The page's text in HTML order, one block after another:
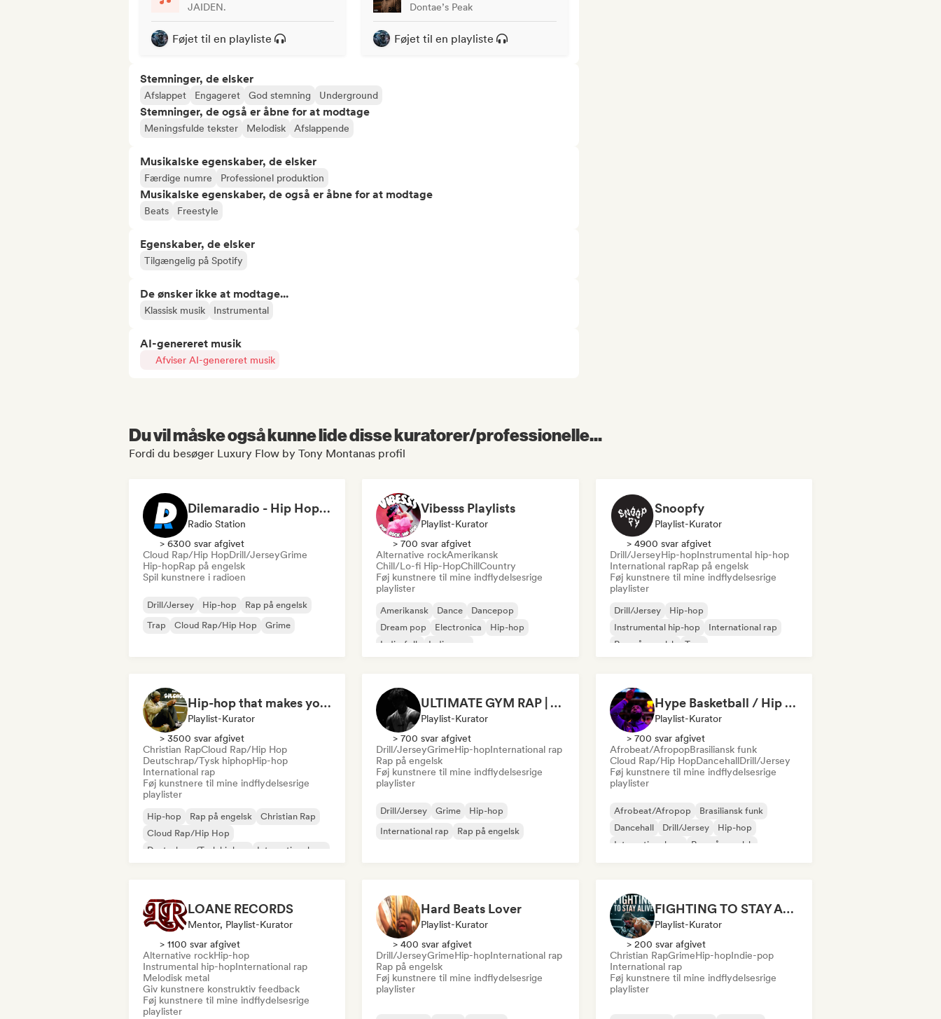
JAIDEN.
Føjet til en playliste
Dontae’s Peak
Føjet til en playliste
Stemninger, de elsker
Afslappet Engageret God stemning Underground
Stemninger, de også er åbne for at modtage
Meningsfulde tekster Melodisk Afslappende
Musikalske egenskaber, de elsker
Færdige numre Professionel produktion
Musikalske egenskaber, de også er åbne for at modtage
Beats Freestyle
Egenskaber, de elsker
Tilgængelig på Spotify
De ønsker ikke at modtage...
Klassisk musik Instrumental
AI-genereret musik
Afviser AI-genereret musik
Du vil måske også kunne lide disse kuratorer/professionelle...
Fordi du besøger Luxury Flow by Tony Montanas profil
Dilemaradio - Hip Hop Music
Radio Station
> 6300 svar afgivet
Cloud Rap/Hip HopDrill/JerseyGrime
Hip-hopRap på engelsk
Spil kunstnere i radioen
Drill/Jersey Hip-hop
Rap på engelsk
Trap
Cloud Rap/Hip Hop Grime
Vibesss Playlists
Playlist-Kurator
> 700 svar afgivet
Alternative rockAmerikansk
Chill/Lo-fi Hip-HopChillCountry
Føj kunstnere til mine indflydelsesrige
playlister
Amerikansk Dance
Dancepop
Dream pop
Electronica
Hip-hop
Indie-folk
Indie-pop
Snoopfy
Playlist-Kurator
> 4900 svar afgivet
Drill/JerseyHip-hopInstrumental hip-hop
International rapRap på engelsk
Føj kunstnere til mine indflydelsesrige
playlister
Drill/Jersey
Hip-hop
Instrumental hip-hop
International rap
Rap på engelsk
Trap
Hip-hop that makes you nod in silence
Playlist-Kurator
> 3500 svar afgivet
Christian RapCloud Rap/Hip Hop
Deutschrap/Tysk hiphopHip-hop
International rap
Føj kunstnere til mine indflydelsesrige
playlister
Hip-hop Rap på engelsk
Christian Rap
Cloud Rap/Hip Hop
Deutschrap/Tysk hiphop
International rap
ULTIMATE GYM RAP | WORKOUT PLAYLIST 2026 🔥
Playlist-Kurator
> 700 svar afgivet
Drill/JerseyGrimeHip-hopInternational rap
Rap på engelsk
Føj kunstnere til mine indflydelsesrige
playlister
Drill/Jersey Grime
Hip-hop
International rap
Rap på engelsk
Hype Basketball / Hip Hop, R&B, Afro
Playlist-Kurator
> 700 svar afgivet
Afrobeat/AfropopBrasiliansk funk
Cloud Rap/Hip HopDancehallDrill/Jersey
Føj kunstnere til mine indflydelsesrige
playlister
Afrobeat/Afropop
Brasiliansk funk
Dancehall
Drill/Jersey
Hip-hop
International rap
Rap på engelsk
LOANE RECORDS
Mentor, Playlist-Kurator
> 1100 svar afgivet
Alternative rockHip-hop
Instrumental hip-hopInternational rap
Melodisk metal
Giv kunstnere konstruktiv feedback
Føj kunstnere til mine indflydelsesrige
playlister
Hard Beats Lover
Playlist-Kurator
> 400 svar afgivet
Drill/JerseyGrimeHip-hopInternational rap
Rap på engelsk
Føj kunstnere til mine indflydelsesrige
playlister
FIGHTING TO STAY ALIVE
Playlist-Kurator
> 200 svar afgivet
Christian RapGrimeHip-hopIndie-pop
International rap
Føj kunstnere til mine indflydelsesrige
playlister